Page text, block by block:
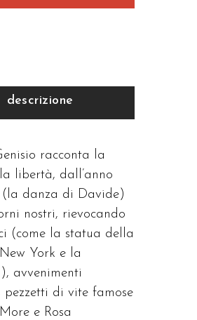
descrizione
racconta la
libertà, dall’anno
(la danza di Davide)
nostri, rievocando
(come la statua della
York e la
avvenimenti
pezzetti di vite famose
e Rosa